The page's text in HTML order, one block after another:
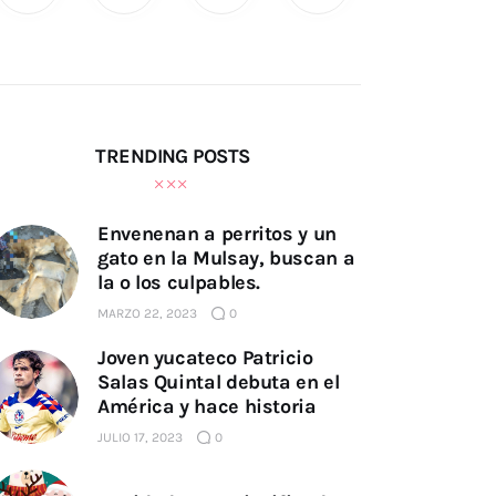
TRENDING POSTS
Envenenan a perritos y un
gato en la Mulsay, buscan a
la o los culpables.
MARZO 22, 2023 0
Joven yucateco Patricio
Salas Quintal debuta en el
América y hace historia
JULIO 17, 2023 0